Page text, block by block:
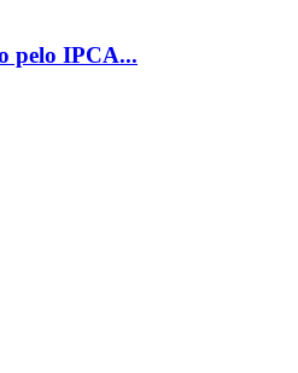
pelo IPCA...